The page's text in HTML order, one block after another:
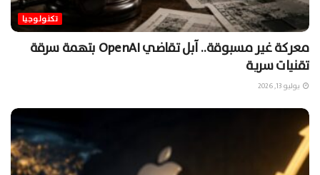
تكنولوجيا
معركة غير مسبوقة.. آبل تقاضي OpenAI بتهمة سرقة
تقنيات سرية
يوليو 13, 2026